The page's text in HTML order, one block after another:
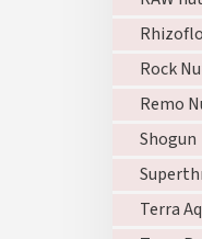
Rock
Remo
Shogun
Terra